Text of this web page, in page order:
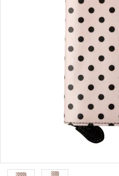
プライバシーポリシー